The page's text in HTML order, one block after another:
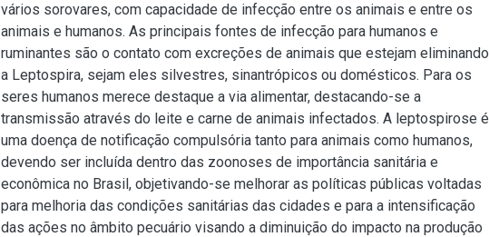
vários sorovares, com capacidade de infecção entre os animais e entre os
animais e humanos. As principais fontes de infecção para humanos e
ruminantes são o contato com excreções de animais que estejam eliminando
a Leptospira, sejam eles silvestres, sinantrópicos ou domésticos. Para os
seres humanos merece destaque a via alimentar, destacando-se a
transmissão através do leite e carne de animais infectados. A leptospirose é
uma doença de notificação compulsória tanto para animais como humanos,
devendo ser incluída dentro das zoonoses de importância sanitária e
econômica no Brasil, objetivando-se melhorar as políticas públicas voltadas
para melhoria das condições sanitárias das cidades e para a intensificação
das ações no âmbito pecuário visando a diminuição do impacto na produção